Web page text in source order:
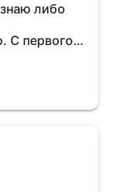
либо
С первого
знаю
за